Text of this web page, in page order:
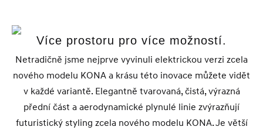
Více prostoru pro více možností.
Netradičně jsme nejprve vyvinuli elektrickou verzi zcela
nového modelu KONA a krásu této inovace můžete vidět
v každé variantě. Elegantně tvarovaná, čistá, výrazná
přední část a aerodynamické plynulé linie zvýrazňují
futuristický styling zcela nového modelu KONA. Je větší